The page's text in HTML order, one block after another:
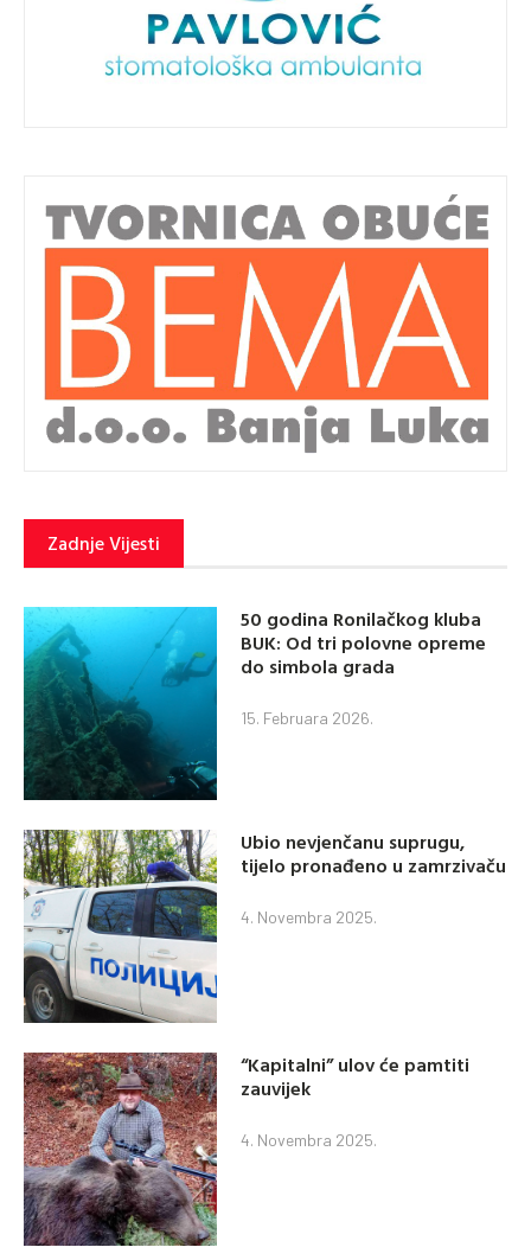
Zadnje Vijesti
50 godina Ronilačkog kluba
BUK: Od tri polovne opreme
do simbola grada
15. Februara 2026.
Ubio nevjenčanu suprugu,
tijelo pronađeno u zamrzivaču
4. Novembra 2025.
“Kapitalni” ulov će pamtiti
zauvijek
4. Novembra 2025.